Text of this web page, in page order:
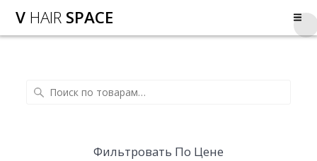
V HAIR SPACE
Фильтровать По Цене